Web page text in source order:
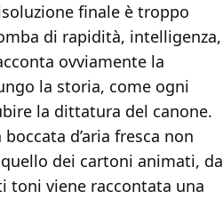
finale è troppo
di rapidità, intelligenza,
ovviamente la
la storia, come ogni
la dittatura del canone.
d’aria fresca non
dei cartoni animati, da
toni viene raccontata una